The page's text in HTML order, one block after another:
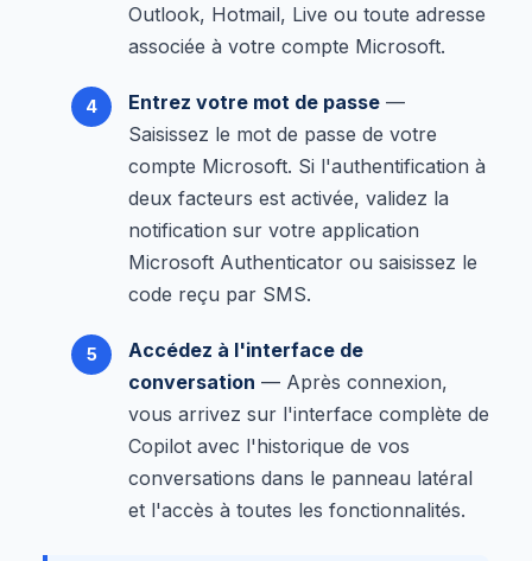
Outlook, Hotmail, Live ou toute adresse
associée à votre compte Microsoft.
Entrez votre mot de passe —
Saisissez le mot de passe de votre
compte Microsoft. Si l'authentification à
deux facteurs est activée, validez la
notification sur votre application
Microsoft Authenticator ou saisissez le
code reçu par SMS.
Accédez à l'interface de
conversation — Après connexion,
vous arrivez sur l'interface complète de
Copilot avec l'historique de vos
conversations dans le panneau latéral
et l'accès à toutes les fonctionnalités.